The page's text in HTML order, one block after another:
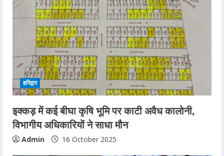
हरिद्वार
इक्कड़ में कई बीघा कृषि भूमि पर काटी अवैध कालोनी,
विभागीय अधिकारियों ने साधा मौन
Admin 16 October 2025